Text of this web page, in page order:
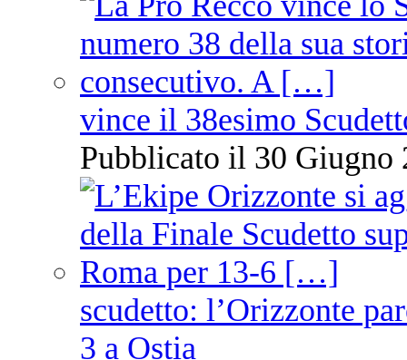
vince il 38esimo
Pubblicato il 30 Giugno
scudetto: l’Orizzonte
3 a Ostia